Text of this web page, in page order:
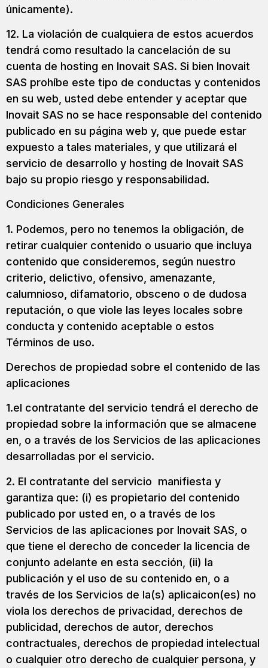
únicamente).
12. La violación de cualquiera de estos acuerdos
tendrá como resultado la cancelación de su
cuenta de hosting en Inovait SAS. Si bien Inovait
SAS prohíbe este tipo de conductas y contenidos
en su web, usted debe entender y aceptar que
Inovait SAS no se hace responsable del contenido
publicado en su página web y, que puede estar
expuesto a tales materiales, y que utilizará el
servicio de desarrollo y hosting de Inovait SAS
bajo su propio riesgo y responsabilidad.
Condiciones Generales
1. Podemos, pero no tenemos la obligación, de
retirar cualquier contenido o usuario que incluya
contenido que consideremos, según nuestro
criterio, delictivo, ofensivo, amenazante,
calumnioso, difamatorio, obsceno o de dudosa
reputación, o que viole las leyes locales sobre
conducta y contenido aceptable o estos
Términos de uso.
Derechos de propiedad sobre el contenido de las
aplicaciones
1.el contratante del servicio tendrá el derecho de
propiedad sobre la información que se almacene
en, o a través de los Servicios de las aplicaciones
desarrolladas por el servicio.
2. El contratante del servicio manifiesta y
garantiza que: (i) es propietario del contenido
publicado por usted en, o a través de los
Servicios de las aplicaciones por Inovait SAS, o
que tiene el derecho de conceder la licencia de
conjunto adelante en esta sección, (ii) la
publicación y el uso de su contenido en, o a
través de los Servicios de la(s) aplicaicon(es) no
viola los derechos de privacidad, derechos de
publicidad, derechos de autor, derechos
contractuales, derechos de propiedad intelectual
o cualquier otro derecho de cualquier persona, y